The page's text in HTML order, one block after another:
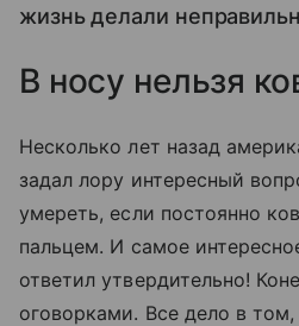
жизнь делали
В носу нельзя
Несколько лет назад
задал лору интересный
умереть, если постоянно
пальцем. И самое
ответил утвердительно!
оговорками. Все дело в